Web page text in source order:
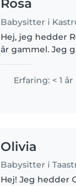
Rosa
Hej, jeg hedder
år gammel. Jeg
efter er job jeg
skole og i
Erfaring: < 1 år
Olivia
Babysitter i
Hej! Jeg hedder